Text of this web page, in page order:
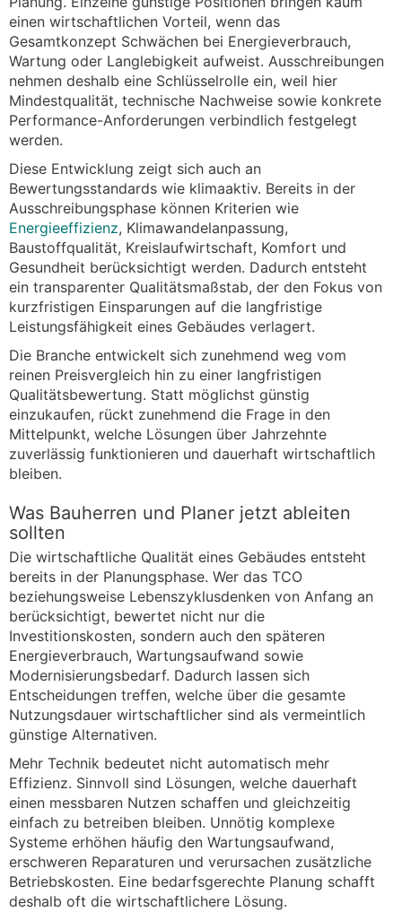
einen wirtschaftlichen Vorteil, wenn das
Gesamtkonzept Schwächen bei Energieverbrauch,
Wartung oder Langlebigkeit aufweist. Ausschreibungen
nehmen deshalb eine Schlüsselrolle ein, weil hier
Mindestqualität, technische Nachweise sowie konkrete
Performance-Anforderungen verbindlich festgelegt
werden.
Diese Entwicklung zeigt sich auch an
Bewertungsstandards wie klimaaktiv. Bereits in der
Ausschreibungsphase können Kriterien wie
Energieeffizienz, Klimawandelanpassung,
Baustoffqualität, Kreislaufwirtschaft, Komfort und
Gesundheit berücksichtigt werden. Dadurch entsteht
ein transparenter Qualitätsmaßstab, der den Fokus von
kurzfristigen Einsparungen auf die langfristige
Leistungsfähigkeit eines Gebäudes verlagert.
Die Branche entwickelt sich zunehmend weg vom
reinen Preisvergleich hin zu einer langfristigen
Qualitätsbewertung. Statt möglichst günstig
einzukaufen, rückt zunehmend die Frage in den
Mittelpunkt, welche Lösungen über Jahrzehnte
zuverlässig funktionieren und dauerhaft wirtschaftlich
bleiben.
Was Bauherren und Planer jetzt ableiten
sollten
Die wirtschaftliche Qualität eines Gebäudes entsteht
bereits in der Planungsphase. Wer das TCO
beziehungsweise Lebenszyklusdenken von Anfang an
berücksichtigt, bewertet nicht nur die
Investitionskosten, sondern auch den späteren
Energieverbrauch, Wartungsaufwand sowie
Modernisierungsbedarf. Dadurch lassen sich
Entscheidungen treffen, welche über die gesamte
Nutzungsdauer wirtschaftlicher sind als vermeintlich
günstige Alternativen.
Mehr Technik bedeutet nicht automatisch mehr
Effizienz. Sinnvoll sind Lösungen, welche dauerhaft
einen messbaren Nutzen schaffen und gleichzeitig
einfach zu betreiben bleiben. Unnötig komplexe
Systeme erhöhen häufig den Wartungsaufwand,
erschweren Reparaturen und verursachen zusätzliche
Betriebskosten. Eine bedarfsgerechte Planung schafft
deshalb oft die wirtschaftlichere Lösung.